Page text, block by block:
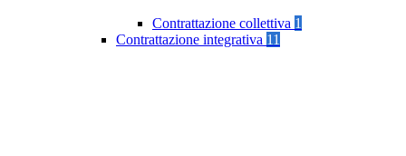
Contrattazione collettiva 1
Contrattazione integrativa 11